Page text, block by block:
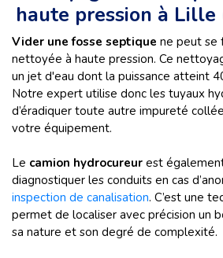
haute pression à Lille
Vider une fosse septique ne peut se
nettoyée à haute pression. Ce
un jet d'eau dont la puissance atteint
Notre expert utilise donc les tuyaux
d’éradiquer toute autre impureté
votre équipement.
Le camion hydrocureur est
diagnostiquer les conduits en cas
inspection de canalisation. C’est une
permet de localiser avec précision un
sa nature et son degré de complexité.